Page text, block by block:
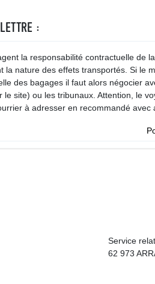
:
la responsabilité contractuelle de
la nature des effets transportés. Si le
des bagages il faut alors négocier
le site) ou les tribunaux. Attention, le
à adresser en recommandé avec
A ...,
clients